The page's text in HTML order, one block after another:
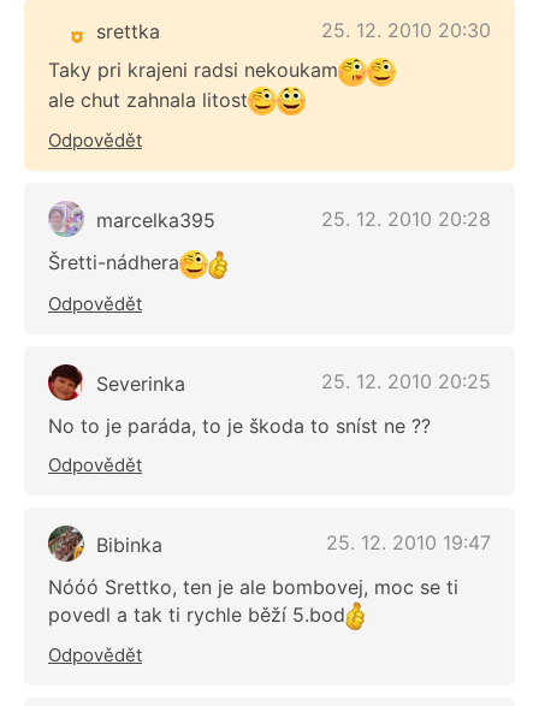
srettka
25. 12. 2010 20:30
Taky pri krajeni radsi nekoukam
ale chut zahnala litost
Odpovědět
marcelka395
25. 12. 2010 20:28
Šretti-nádhera
Odpovědět
Severinka
25. 12. 2010 20:25
No to je paráda, to je škoda to sníst ne ??
Odpovědět
Bibinka
25. 12. 2010 19:47
Nóóó Srettko, ten je ale bombovej, moc se ti
povedl a tak ti rychle běží 5.bod
Odpovědět